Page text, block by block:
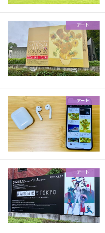
アート
アート
アート